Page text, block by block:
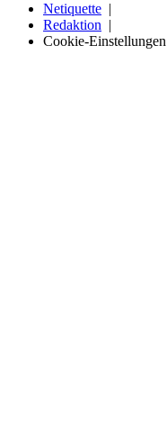
Netiquette
Redaktion
Cookie-Einstellungen